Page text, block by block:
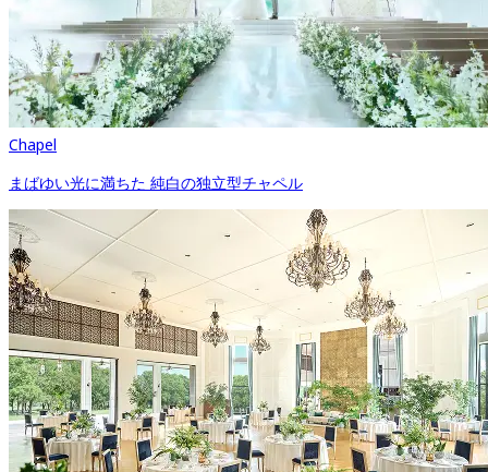
Chapel
まばゆい光に満ちた 純白の独立型チャペル